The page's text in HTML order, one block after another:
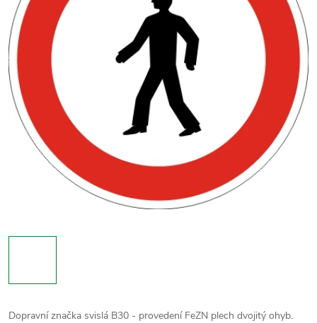
Dopravní značka svislá B30 - provedení FeZN plech dvojitý ohyb.